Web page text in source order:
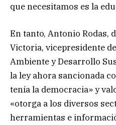
que necesitamos es la
En tanto, Antonio Rodas,
Victoria, vicepresidente
Ambiente y Desarrollo
la ley ahora sancionada
tenía la democracia» y
«otorga a los diversos
herramientas e